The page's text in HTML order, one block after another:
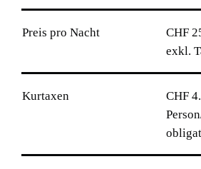
Preis pro Nacht
CHF
exkl.
Kurtaxen
CHF